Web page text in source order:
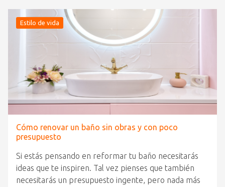
Estilo de vida
Cómo renovar un baño sin obras y con poco
presupuesto
Si estás pensando en reformar tu baño necesitarás
ideas que te inspiren. Tal vez pienses que también
necesitarás un presupuesto ingente, pero nada más